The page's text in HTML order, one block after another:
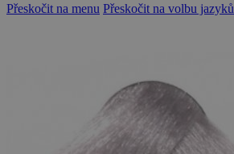
Přeskočit na menu Přeskočit na volbu jazyků